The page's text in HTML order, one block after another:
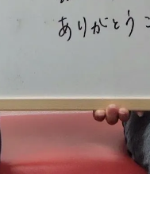
ご予約はこちら